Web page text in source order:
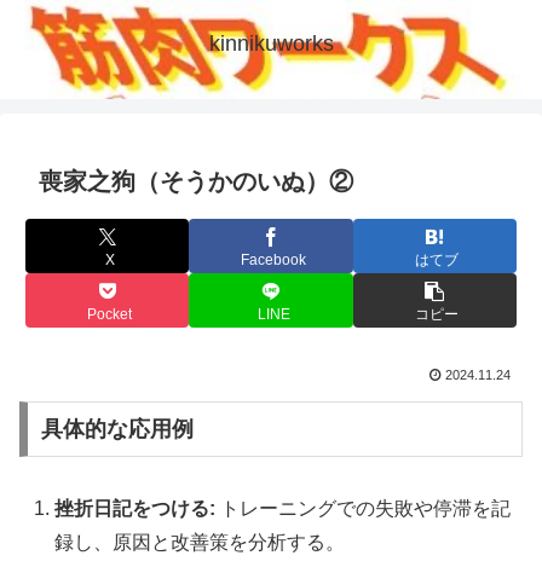
kinnikuworks
喪家之狗（そうかのいぬ）②
X Facebook はてブ
Pocket LINE コピー
2024.11.24
具体的な応用例
挫折日記をつける: トレーニングでの失敗や停滞を記
録し、原因と改善策を分析する。